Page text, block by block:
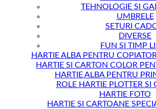
TEHNOLOGIE SI
UMBRELE
SETURI
DIVERSE
FUN SI TIMP
HARTIE ALBA PENTRU
HARTIE SI CARTON COLOR
HARTIE ALBA PENTRU
ROLE HARTIE PLOTTER SI
HARTIE FOTO
HARTIE SI CARTOANE